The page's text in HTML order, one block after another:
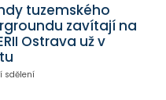
tuzemského
zavítají na
Ostrava už v
sdělení